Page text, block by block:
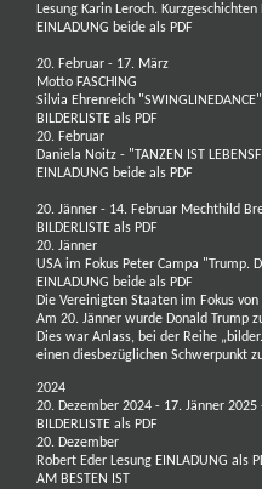
Lesung Karin Leroch. Kurzgeschichten
EINLADUNG beide als PDF
20. Februar - 17. März
Motto FASCHING
Silvia Ehrenreich
BILDERLISTE als PDF
20. Februar
Daniela Noitz - "TANZEN IST
EINLADUNG beide als PDF
20. Jänner - 14. Februar Mechthild
BILDERLISTE als PDF
20. Jänner
USA im Fokus Peter Campa "Trump.
EINLADUNG beide als PDF
Die Vereinigten Staaten im Fokus
Am 20. Jänner wurde Donald Trump
Dies war Anlass, bei der Reihe
einen diesbezüglichen Schwerpunkt
2024
20. Dezember 2024 - 17. Jänner
BILDERLISTE als PDF
20. Dezember
Robert Eder Lesung EINLADUNG als
AM BESTEN IST